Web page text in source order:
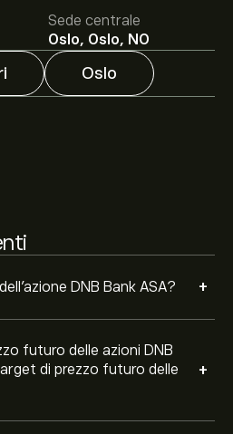
Sede centrale
Oslo, Oslo, NO
Oslo
DNB Bank ASA? +
futuro delle azioni DNB
di prezzo futuro delle
+
per previsioni dettagliate
prezzo.
per le azioni DNB Bank ASA
rapporti finanziari e
le previsioni recenti per i